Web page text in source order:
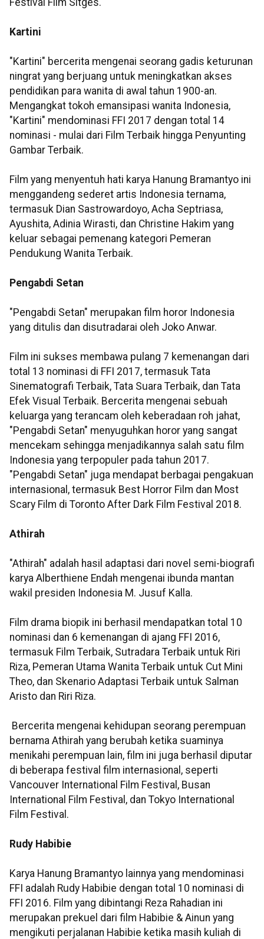
Kartini
"Kartini" bercerita mengenai seorang gadis keturunan
ningrat yang berjuang untuk meningkatkan akses
pendidikan para wanita di awal tahun 1900-an.
Mengangkat tokoh emansipasi wanita Indonesia,
"Kartini" mendominasi FFI 2017 dengan total 14
nominasi - mulai dari Film Terbaik hingga Penyunting
Gambar Terbaik.
Film yang menyentuh hati karya Hanung Bramantyo ini
menggandeng sederet artis Indonesia ternama,
termasuk Dian Sastrowardoyo, Acha Septriasa,
Ayushita, Adinia Wirasti, dan Christine Hakim yang
keluar sebagai pemenang kategori Pemeran
Pendukung Wanita Terbaik.
Pengabdi Setan
"Pengabdi Setan" merupakan film horor Indonesia
yang ditulis dan disutradarai oleh Joko Anwar.
Film ini sukses membawa pulang 7 kemenangan dari
total 13 nominasi di FFI 2017, termasuk Tata
Sinematografi Terbaik, Tata Suara Terbaik, dan Tata
Efek Visual Terbaik. Bercerita mengenai sebuah
keluarga yang terancam oleh keberadaan roh jahat,
"Pengabdi Setan" menyuguhkan horor yang sangat
mencekam sehingga menjadikannya salah satu film
Indonesia yang terpopuler pada tahun 2017.
"Pengabdi Setan" juga mendapat berbagai pengakuan
internasional, termasuk Best Horror Film dan Most
Scary Film di Toronto After Dark Film Festival 2018.
Athirah
"Athirah" adalah hasil adaptasi dari novel semi-biografi
karya Alberthiene Endah mengenai ibunda mantan
wakil presiden Indonesia M. Jusuf Kalla.
Film drama biopik ini berhasil mendapatkan total 10
nominasi dan 6 kemenangan di ajang FFI 2016,
termasuk Film Terbaik, Sutradara Terbaik untuk Riri
Riza, Pemeran Utama Wanita Terbaik untuk Cut Mini
Theo, dan Skenario Adaptasi Terbaik untuk Salman
Aristo dan Riri Riza.
Bercerita mengenai kehidupan seorang perempuan
bernama Athirah yang berubah ketika suaminya
menikahi perempuan lain, film ini juga berhasil diputar
di beberapa festival film internasional, seperti
Vancouver International Film Festival, Busan
International Film Festival, dan Tokyo International
Film Festival.
Rudy Habibie
Karya Hanung Bramantyo lainnya yang mendominasi
FFI adalah Rudy Habibie dengan total 10 nominasi di
FFI 2016. Film yang dibintangi Reza Rahadian ini
merupakan prekuel dari film Habibie & Ainun yang
mengikuti perjalanan Habibie ketika masih kuliah di